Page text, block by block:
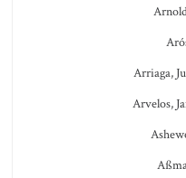
Arriaga,
Arvelos,